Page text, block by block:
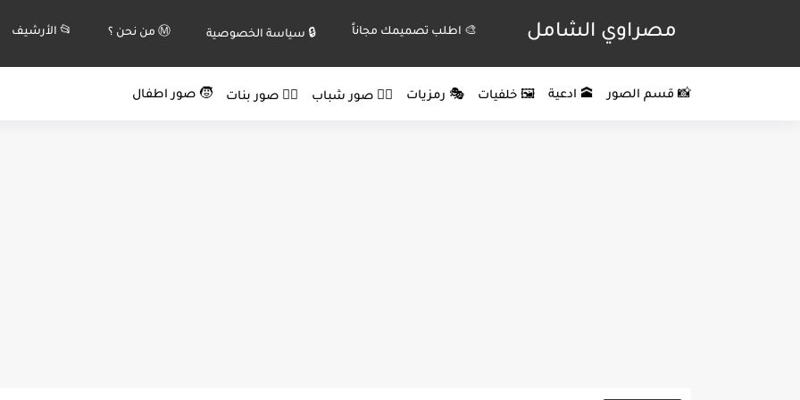
مصراوي الشامل 🎨 اطلب تصميمك مجاناً 🔒 سياسة الخصوصية Ⓜ️ من نحن ؟ 📂 الأرشيف
📸 قسم الصور 🕋 ادعية 🖼️ خلفيات 🎭 رمزيات 🙍‍♂️ صور شباب 🙍‍♀️ صور بنات 🧒 صور اطفال